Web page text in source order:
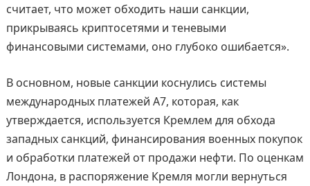
считает, что может обходить наши санкции,
прикрываясь криптосетями и теневыми
финансовыми системами, оно глубоко ошибается».
В основном, новые санкции коснулись системы
международных платежей A7, которая, как
утверждается, используется Кремлем для обхода
западных санкций, финансирования военных покупок
и обработки платежей от продажи нефти. По оценкам
Лондона, в распоряжение Кремля могли вернуться